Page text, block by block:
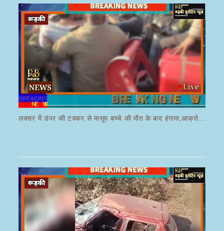
लक्सर में डंपर की टक्कर से मासूम बच्चे की मौत के बाद हंगामा,आक्रोशित भीड़ ने डंपर चालक की करी पिटाई